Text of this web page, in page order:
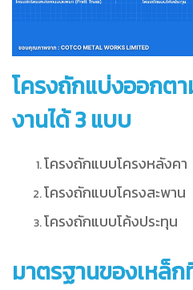
โครงถักแบ่งออกต
งานได้ 3 แบบ
โครงถักแบบโครงหลังคา
โครงถักแบบโครงสะพาน
โครงถักแบบโค้งประทุน
มาตรฐานของเหล็